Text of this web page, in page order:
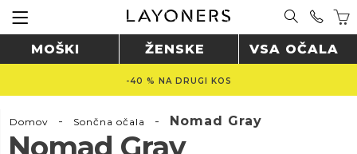
MOŠKI ŽENSKE VSA OČALA
-40 % NA DRUGI KOS
Domov - Sončna očala - Nomad Gray
Nomad Gray